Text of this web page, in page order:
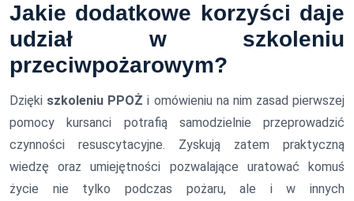
Jakie dodatkowe korzyści daje
udział w szkoleniu
przeciwpożarowym?
Dzięki szkoleniu PPOŻi omówieniu na nim zasad pierwszej
pomocy kursanci potrafią samodzielnie przeprowadzić
czynności resuscytacyjne. Zyskują zatem praktyczną
wiedzę oraz umiejętności pozwalające uratować komuś
życie nie tylko podczas pożaru, ale i w innych